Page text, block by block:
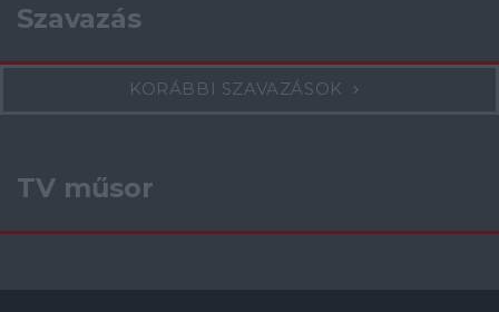
Szavazás
KORÁBBI SZAVAZÁSOK
TV műsor